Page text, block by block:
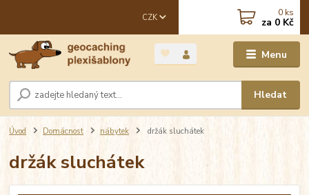
Menu
CZK
Hledat
0 ks
za 0 Kč
Úvod Domácnost nábytek držák sluchátek
držák sluchátek